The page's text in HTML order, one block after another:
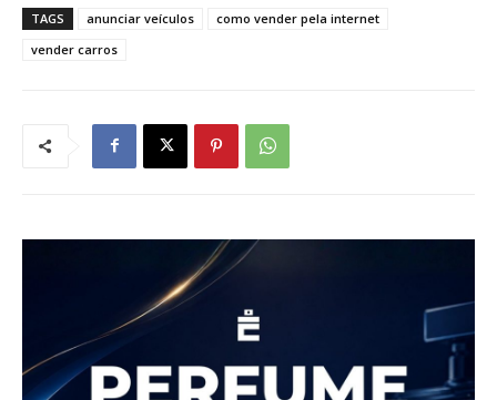
TAGS anunciar veículos
como vender pela internet
vender carros